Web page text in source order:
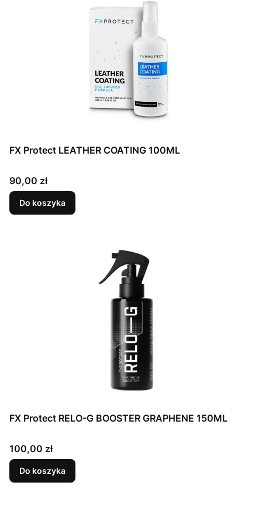
FX Protect LEATHER COATING 100ML
Cena
90,00 zł
Do koszyka
FX Protect RELO-G BOOSTER GRAPHENE 150ML
Cena
100,00 zł
Do koszyka